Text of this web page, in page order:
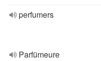
perfumers
Parfümeure